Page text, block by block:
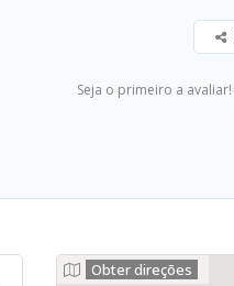
Seja o primeiro a avaliar!
Obter direções